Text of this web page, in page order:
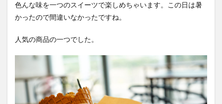
色んな味を一つのスイーツで楽しめちゃいます。この日は暑
かったので間違いなかったですね。
人気の商品の一つでした。